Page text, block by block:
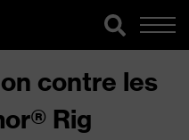
contre les
Rig